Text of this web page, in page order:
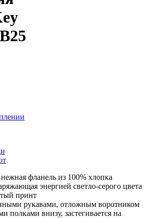
фланель из 100% хлопка
энергией светло-серого цвета
принт
рукавами, отложным воротником
полками внизу, застегивается на